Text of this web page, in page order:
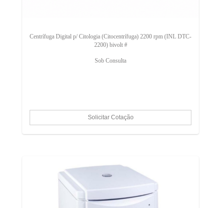
Centrífuga Digital p/ Citologia (Citocentrífuga) 2200 rpm (INL DTC-
2200) bivolt #
Sob Consulta